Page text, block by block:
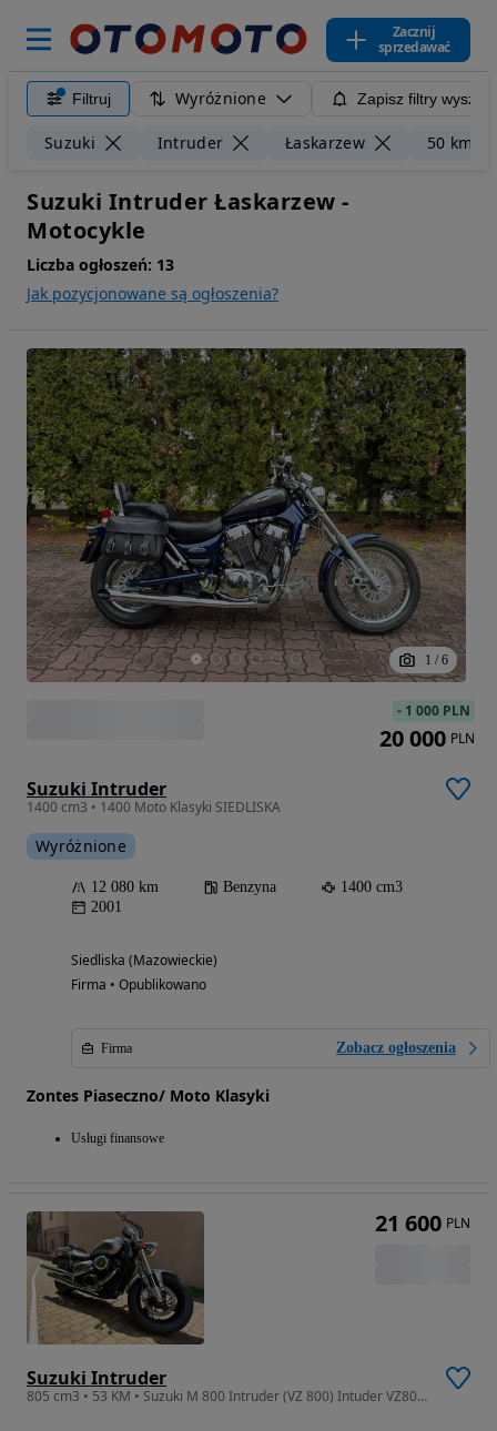
Zacznij
sprzedawać
Filtruj Wyróżnione Zapisz filtry
Suzuki Intruder Łaskarzew 50 km
Suzuki Intruder Łaskarzew -
Motocykle
Liczba ogłoszeń: 13
Jak pozycjonowane są ogłoszenia?
1 / 6
Suzuki Intruder
1400 cm3 • 1400 Moto Klasyki SIEDLISKA
Wyróżnione
12 080 km Benzyna
1400 cm3
2001
Siedliska (Mazowieckie)
Firma • Opublikowano
Firma Zobacz ogłoszenia
Zontes Piaseczno/ Moto Klasyki
Usługi finansowe
- 1 000 PLN
20 000 PLN
Suzuki Intruder
805 cm3 • 53 KM • Suzuki M 800 Intruder (VZ 800) Intuder VZ800, 2006r, NISKI PRZEBIEG ty
21 600 PLN